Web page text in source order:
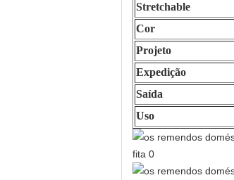
Stretchable
Cor
Projeto
Expedição
Saída
Uso